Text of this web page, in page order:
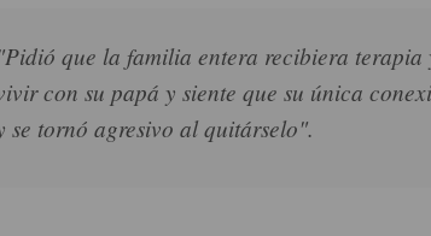
"Pidió que la familia entera recibiera
con su papá y siente que su única
se tornó agresivo al quitárselo".